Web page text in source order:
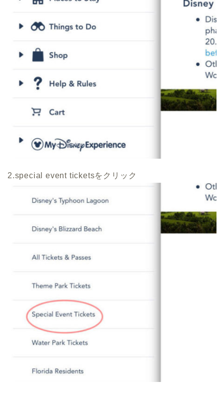
2.special event ticketsをクリック